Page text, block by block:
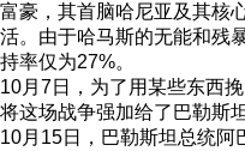
富豪，其首脑哈尼亚及其核
活。由于哈马斯的无能和残
持率仅为27%。
10月7日，为了用某些东西
将这场战争强加给了巴勒斯
10月15日，巴勒斯坦总统阿